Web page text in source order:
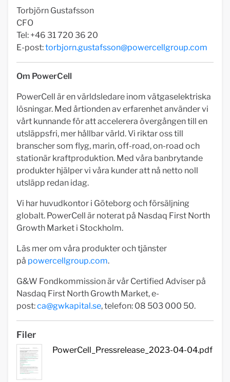
Torbjörn Gustafsson
CFO
Tel: +46 31 720 36 20
E-post:torbjorn.gustafsson@powercellgroup.com
Om PowerCell
PowerCell är en världsledare inom vätgaselektriska
lösningar. Med årtionden av erfarenhet använder vi
vårt kunnande för att accelerera övergången till en
utsläppsfri, mer hållbar värld. Vi riktar oss till
branscher som flyg, marin, off-road, on-road och
stationär kraftproduktion. Med våra banbrytande
produkter hjälper vi våra kunder att nå netto noll
utsläpp redan idag.
Vi har huvudkontor i Göteborg och försäljning
globalt. PowerCell är noterat på Nasdaq First North
Growth Market i Stockholm.
Läs mer om våra produkter och tjänster
på powercellgroup.com.
G&W Fondkommission är vår Certified Adviser på
Nasdaq First North Growth Market, e-
post:ca@gwkapital.se, telefon: 08 503 000 50.
Filer
PowerCell_Pressrelease_2023-04-04.pdf